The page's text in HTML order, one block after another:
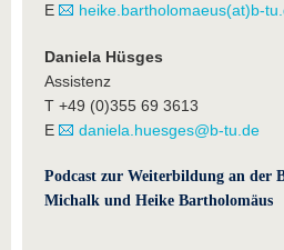
E
heike.bartholomaeus(at)b-
Daniela Hüsges
Assistenz
T +49 (0)355 69 3613
E
daniela.huesges@b-tu.de
Podcast zur Weiterbildung an der
Michalk und Heike Bartholomäus